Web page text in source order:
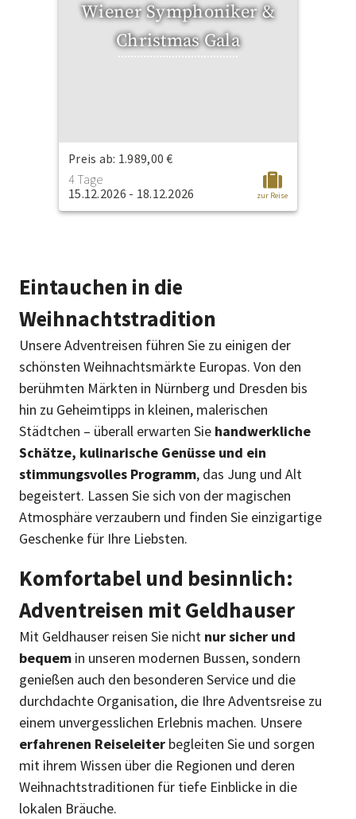
Wiener Symphoniker &
Christmas Gala
Preis ab: 1.989,00 €
4 Tage
15.12.2026 - 18.12.2026
zur Reise
Eintauchen in die
Weihnachtstradition
Unsere Adventreisen führen Sie zu einigen der
schönsten Weihnachtsmärkte Europas. Von den
berühmten Märkten in Nürnberg und Dresden bis
hin zu Geheimtipps in kleinen, malerischen
Städtchen – überall erwarten Sie handwerkliche
Schätze, kulinarische Genüsse und ein
stimmungsvolles Programm, das Jung und Alt
begeistert. Lassen Sie sich von der magischen
Atmosphäre verzaubern und finden Sie einzigartige
Geschenke für Ihre Liebsten.
Komfortabel und besinnlich:
Adventreisen mit Geldhauser
Mit Geldhauser reisen Sie nicht nur sicher und
bequem in unseren modernen Bussen, sondern
genießen auch den besonderen Service und die
durchdachte Organisation, die Ihre Adventsreise zu
einem unvergesslichen Erlebnis machen. Unsere
erfahrenen Reiseleiter begleiten Sie und sorgen
mit ihrem Wissen über die Regionen und deren
Weihnachtstraditionen für tiefe Einblicke in die
lokalen Bräuche.